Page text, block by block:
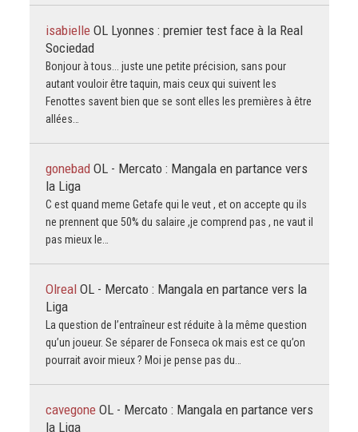
isabielle OL Lyonnes : premier test face à la Real
Sociedad
Bonjour à tous... juste une petite précision, sans pour
autant vouloir être taquin, mais ceux qui suivent les
Fenottes savent bien que se sont elles les premières à être
allées…
gonebad OL - Mercato : Mangala en partance vers
la Liga
C est quand meme Getafe qui le veut , et on accepte qu ils
ne prennent que 50% du salaire ,je comprend pas , ne vaut il
pas mieux le…
Olreal OL - Mercato : Mangala en partance vers la
Liga
La question de l’entraîneur est réduite à la même question
qu’un joueur. Se séparer de Fonseca ok mais est ce qu’on
pourrait avoir mieux ? Moi je pense pas du…
cavegone OL - Mercato : Mangala en partance vers
la Liga